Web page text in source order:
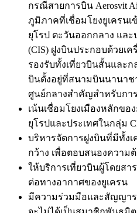
กรณีสายการบิน Aerosvit
ภูมิภาคที่เชื่อมโยงยูเครน
ยุโรป ตะวันออกกลาง และ
(CIS) ฝูงบินประกอบด้วยเค
รองรับทั้งเที่ยวบินสั้นและก
บินตั้งอยู่ที่สนามบินนานาช
ศูนย์กลางสำคัญสำหรับกา
เน้นเชื่อมโยงเมืองหลักขอ
ยุโรปและประเทศในกลุ่ม
บริหารจัดการฝูงบินที่มีทั้ง
กว้าง เพื่อตอบสนองความ
ให้บริการเที่ยวบินผู้โดยสา
ต่อทางอากาศของยูเครน
มีความร่วมมือและสัญญา